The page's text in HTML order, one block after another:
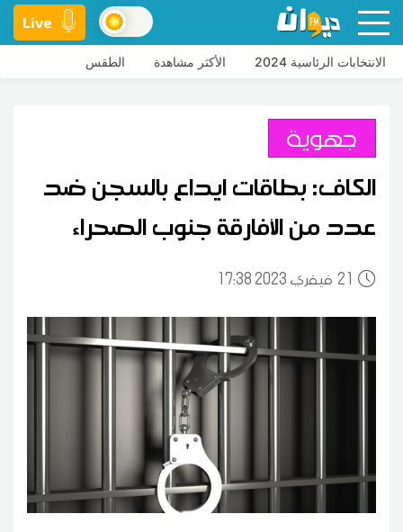
Live
الانتخابات الرئاسية 2024 الأكثر مشاهدة الطقس
جهوية
الكاف: بطاقات ايداع بالسجن ضد
عدد من الأفارقة جنوب الصحراء
21 17:38 2023 فيفري